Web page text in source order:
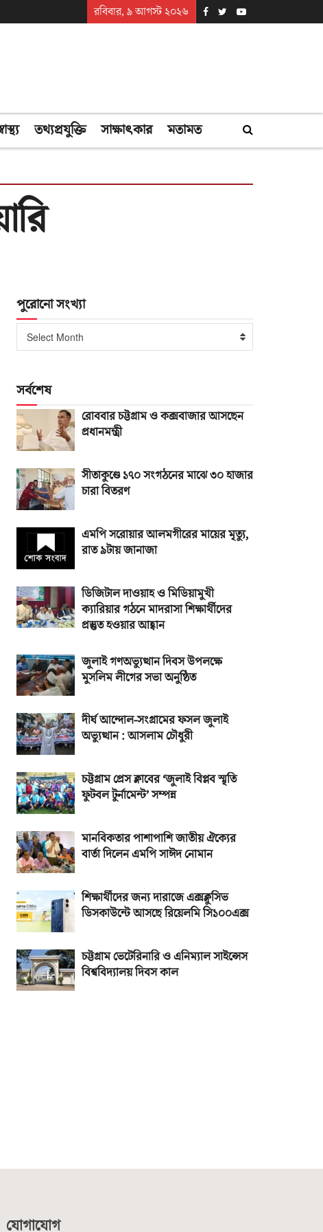
রবিবার, ৯ আগস্ট ২০২৬
তথ্যপ্রযুক্তি সাক্ষাৎকার মতামত
পুরোনো সংখ্যা
পুরোনো
সংখ্যা
Select Month
সর্বশেষ
রোববার চট্টগ্রাম ও কক্সবাজার আসছেন
প্রধানমন্ত্রী
সীতাকুণ্ডে ১৭০ সংগঠনের মাঝে ৩০ হাজার
চারা বিতরণ
এমপি সরোয়ার আলমগীরের মায়ের মৃত্যু,
রাত ৯টায় জানাজা
ডিজিটাল দাওয়াহ ও মিডিয়ামুখী
ক্যারিয়ার গঠনে মাদরাসা শিক্ষার্থীদের
প্রস্তুত হওয়ার আহ্বান
জুলাই গণঅভ্যুত্থান দিবস উপলক্ষে
মুসলিম লীগের সভা অনুষ্ঠিত
দীর্ঘ আন্দোল-সংগ্রামের ফসল জুলাই
অভ্যুত্থান : আসলাম চৌধুরী
চট্টগ্রাম প্রেস ক্লাবের ‘জুলাই বিপ্লব স্মৃতি
ফুটবল টুর্নামেন্ট’ সম্পন্ন
মানবিকতার পাশাপাশি জাতীয় ঐক্যের
বার্তা দিলেন এমপি সাঈদ নোমান
শিক্ষার্থীদের জন্য দারাজে এক্সক্লুসিভ
ডিসকাউন্টে আসছে রিয়েলমি সি১০০এক্স
চট্টগ্রাম ভেটেরিনারি ও এনিম্যাল সাইন্সেস
বিশ্ববিদ্যালয় দিবস কাল
যোগাযোগ